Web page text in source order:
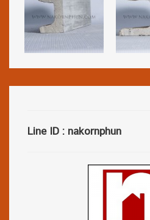
Line ID : nakornphun